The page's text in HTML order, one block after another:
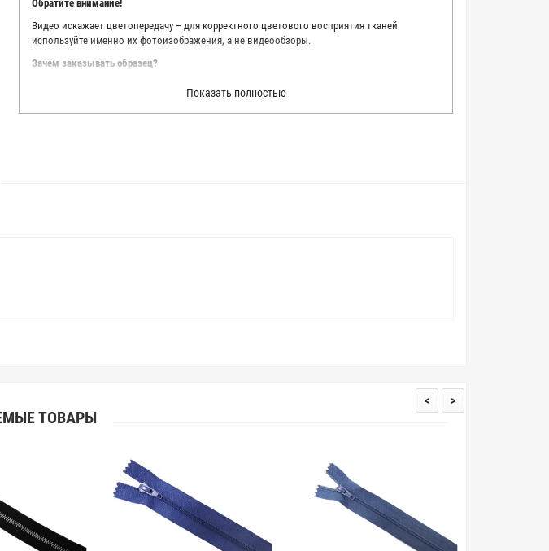
Обратите внимание!
Видео искажает цветопередачу – для корректного цветового восприятия тканей
используйте именно их фотоизображения, а не видеообзоры.
Зачем заказывать образец?
Мы делаем все возможное, чтобы точно описать цвет каждой ткани из нашего каталога.
Мы осматриваем и фотографируем каждую ткань в естественном свете, стараемся
находить только правильные цветовые условия и описания. Но несмотря на наши
Показать полностью
ТОВАРЫ
< >